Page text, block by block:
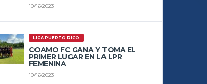
10/16/2023
LIGA PUERTO RICO
COAMO FC GANA Y TOMA EL
PRIMER LUGAR EN LA LPR
FEMENINA
10/16/2023